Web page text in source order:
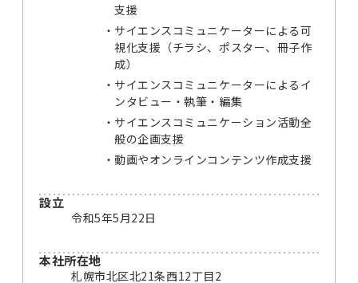
支援
サイエンスコミュニケーターによる可
視化支援（チラシ、ポスター、冊子作
成）
サイエンスコミュニケーターによるイ
ンタビュー・執筆・編集
サイエンスコミュニケーション活動全
般の企画支援
​動画やオンラインコンテンツ作成支援
設立
令和5年5月22日
本社所在地
札幌市北区北21条西12丁目2